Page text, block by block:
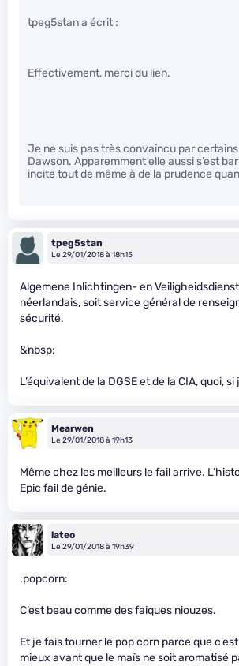
tpeg5stan a écrit :
Effectivement, merci du lien.
Je ne suis pas très convaincu par
Dawson. Apparemment elle aussi s’est
incite tout de même à de la prudence
tpeg5stan
Le 29/01/2018 à 18h15
Algemene Inlichtingen- en
néerlandais, soit service général de
sécurité.
&nbsp;
L’équivalent de la DGSE et de la CIA, quoi, si
Mearwen
Le 29/01/2018 à 19h13
Même chez les meilleurs le fail arrive.
Epic fail de génie.
lateo
Le 29/01/2018 à 19h39
:popcorn:
C’est beau comme des faiques niouzes.
Et je fais tourner le pop corn parce que
mieux avant que le maïs ne soit aromatisé